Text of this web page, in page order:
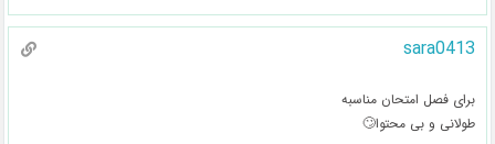
sara0413
برای فصل امتحان مناسبه
طولانی و بی محتوا🙄